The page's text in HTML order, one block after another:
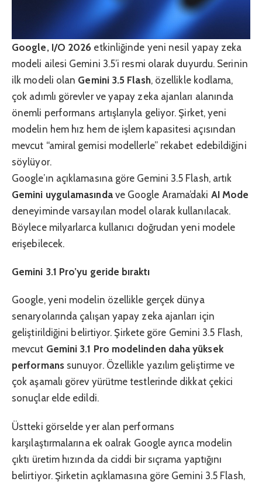
Google, I/O 2026 etkinliğinde yeni nesil yapay zeka
modeli ailesi Gemini 3.5’i resmi olarak duyurdu. Serinin
ilk modeli olan Gemini 3.5 Flash, özellikle kodlama,
çok adımlı görevler ve yapay zeka ajanları alanında
önemli performans artışlarıyla geliyor. Şirket, yeni
modelin hem hız hem de işlem kapasitesi açısından
mevcut “amiral gemisi modellerle” rekabet edebildiğini
söylüyor.
Google’ın açıklamasına göre Gemini 3.5 Flash, artık
Gemini uygulamasındave Google Arama’daki AI Mode
deneyiminde varsayılan model olarak kullanılacak.
Böylece milyarlarca kullanıcı doğrudan yeni modele
erişebilecek.
Gemini 3.1 Pro’yu geride bıraktı
Google, yeni modelin özellikle gerçek dünya
senaryolarında çalışan yapay zeka ajanları için
geliştirildiğini belirtiyor. Şirkete göre Gemini 3.5 Flash,
mevcut Gemini 3.1 Pro modelinden daha yüksek
performanssunuyor. Özellikle yazılım geliştirme ve
çok aşamalı görev yürütme testlerinde dikkat çekici
sonuçlar elde edildi.
Üstteki görselde yer alan performans
karşılaştırmalarına ek oalrak Google ayrıca modelin
çıktı üretim hızında da ciddi bir sıçrama yaptığını
belirtiyor. Şirketin açıklamasına göre Gemini 3.5 Flash,